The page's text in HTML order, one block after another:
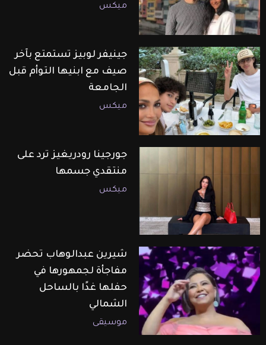
ميكس
جينيفر لوبيز تستمتع بآخر
صيف مع ابنيها التوأم قبل
الجامعة
ميكس
جورجينا رودريغيز ترد على
منتقدي جسمها
ميكس
شيرين عبدالوهاب تحضر
مفاجأة لجمهورها في
حفلها غدًا بالساحل
الشمالي
موسيقى